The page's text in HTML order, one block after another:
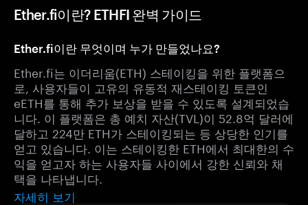
Ether.fi이란? ETHFI 완벽 가이드
Ether.fi이란 무엇이며 누가 만들었나요?
Ether.fi는 이더리움(ETH) 스테이킹을 위한 플랫폼으
로, 사용자들이 고유의 유동적 재스테이킹 토큰인
eETH를 통해 추가 보상을 받을 수 있도록 설계되었습
니다. 이 플랫폼은 총 예치 자산(TVL)이 52.8억 달러에
달하고 224만 ETH가 스테이킹되는 등 상당한 인기를
얻고 있습니다. 이는 스테이킹한 ETH에서 최대한의 수
익을 얻고자 하는 사용자들 사이에서 강한 신뢰와 채
택을 나타냅니다.
자세히 보기